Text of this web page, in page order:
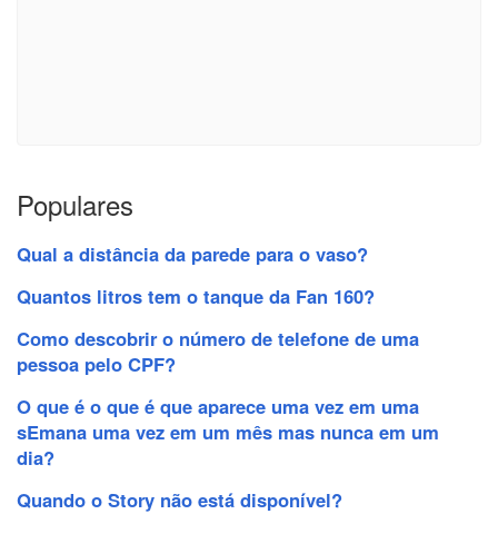
Populares
Qual a distância da parede para o vaso?
Quantos litros tem o tanque da Fan 160?
Como descobrir o número de telefone de uma
pessoa pelo CPF?
O que é o que é que aparece uma vez em uma
sEmana uma vez em um mês mas nunca em um
dia?
Quando o Story não está disponível?